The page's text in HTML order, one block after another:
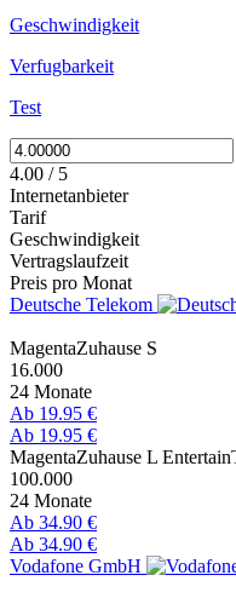
Geschwindigkeit
Verfugbarkeit
Test
4.00 / 5
Internetanbieter
Tarif
Geschwindigkeit
Vertragslaufzeit
Preis pro Monat
Deutsche Telekom
MagentaZuhause S
16.000
24 Monate
Ab 19.95 €
Ab 19.95 €
MagentaZuhause L
100.000
24 Monate
Ab 34.90 €
Ab 34.90 €
Vodafone GmbH